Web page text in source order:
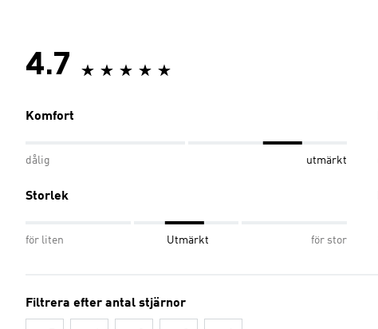
4.7
Komfort
dålig utmärkt
Storlek
för liten Utmärkt för stor
Filtrera efter antal stjärnor